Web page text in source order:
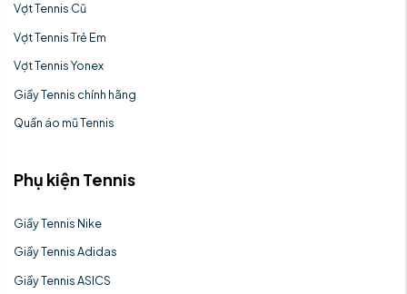
Vợt Tennis Cũ
Vợt Tennis Trẻ Em
Vợt Tennis Yonex
Giầy Tennis chính hãng
Quần áo mũ Tennis
Phụ kiện Tennis
Giầy Tennis Nike
Giầy Tennis Adidas
Giầy Tennis ASICS